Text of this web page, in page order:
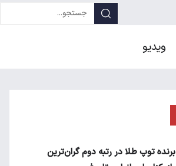
ویدیو
برنده توپ طلا در رتبه دوم گران‌ترین